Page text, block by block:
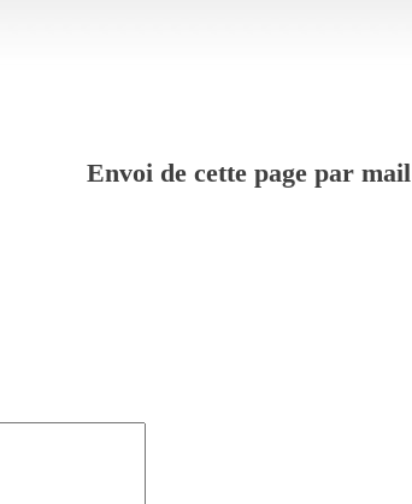
Envoi de cette page par mail